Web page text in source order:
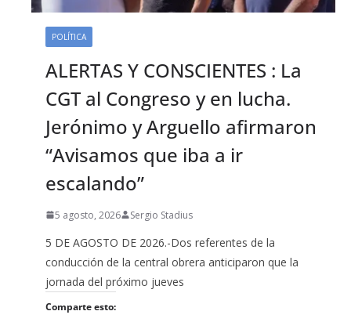
POLÍTICA
ALERTAS Y CONSCIENTES : La
CGT al Congreso y en lucha.
Jerónimo y Arguello afirmaron
“Avisamos que iba a ir
escalando”
5 agosto, 2026 Sergio Stadius
5 DE AGOSTO DE 2026.-Dos referentes de la
conducción de la central obrera anticiparon que la
jornada del próximo jueves
Comparte esto: